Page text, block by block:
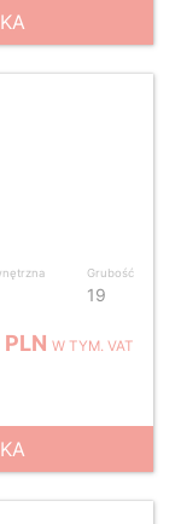
Grubość
19
PLNW TYM. VAT